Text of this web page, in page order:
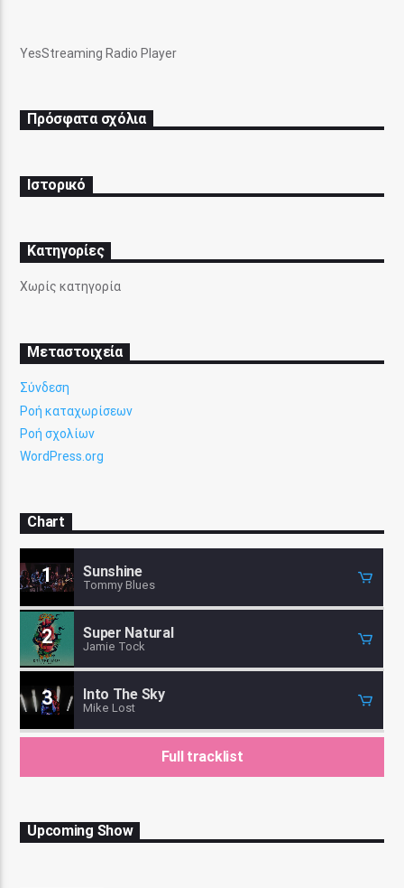
YesStreaming Radio Player
Πρόσφατα σχόλια
Ιστορικό
Kατηγορίες
Χωρίς κατηγορία
Μεταστοιχεία
Σύνδεση
Ροή καταχωρίσεων
Ροή σχολίων
WordPress.org
Chart
1 Sunshine
Tommy Blues
2 Super Natural
Jamie Tock
3 Into The Sky
Mike Lost
Full tracklist
Upcoming Show